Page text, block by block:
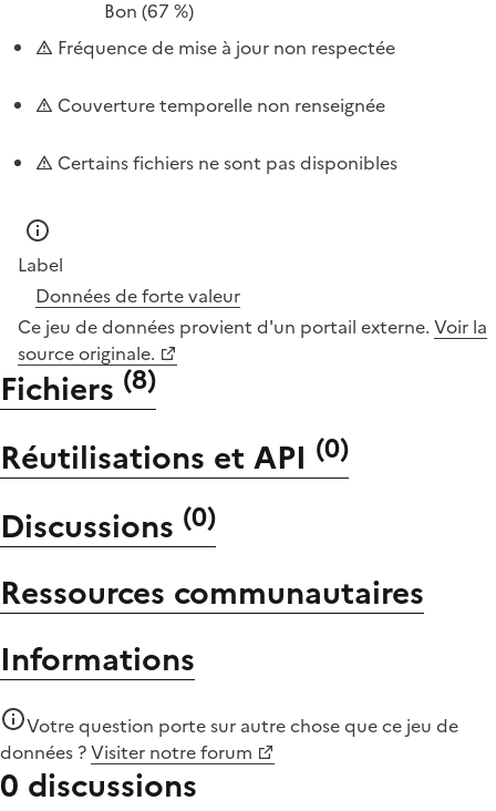
Bon (67 %)
Fréquence de mise à jour non respectée
Couverture temporelle non renseignée
Certains fichiers ne sont pas disponibles
Label
Données de forte valeur
Ce jeu de données provient d'un portail externe. Voir la
source originale.
Fichiers (8)
Réutilisations et API (0)
Discussions (0)
Ressources communautaires
Informations
Votre question porte sur autre chose quece jeu de
données ?Visiter notre forum
0 discussions